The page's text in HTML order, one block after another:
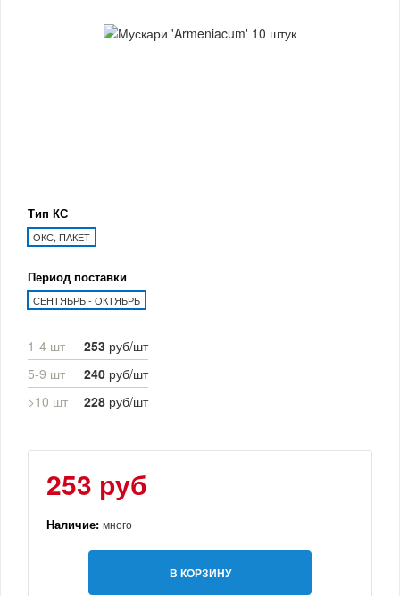
Тип КС
ОКС, ПАКЕТ
Период поставки
СЕНТЯБРЬ - ОКТЯБРЬ
1-4 шт 253 руб/шт
5-9 шт
240 руб/шт
>10 шт
228 руб/шт
253 руб
Наличие: много
В КОРЗИНУ